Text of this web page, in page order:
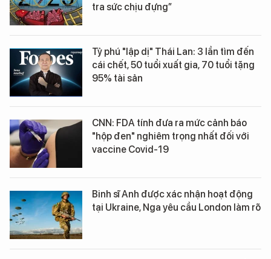
tra sức chịu đựng”
Tỷ phú "lập dị" Thái Lan: 3 lần tìm đến
cái chết, 50 tuổi xuất gia, 70 tuổi tặng
95% tài sản
CNN: FDA tính đưa ra mức cảnh báo
"hộp đen" nghiêm trọng nhất đối với
vaccine Covid-19
Binh sĩ Anh được xác nhận hoạt động
tại Ukraine, Nga yêu cầu London làm rõ